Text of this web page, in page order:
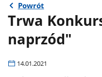
Powrót
Trwa
naprzód"
14.01.2021